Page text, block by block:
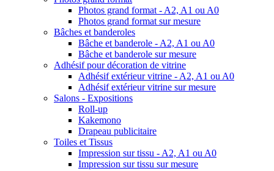
Photos grand format - A2, A1 ou A0
Photos grand format sur mesure
Bâches et banderoles
Bâche et banderole - A2, A1 ou A0
Bâche et banderole sur mesure
Adhésif pour décoration de vitrine
Adhésif extérieur vitrine - A2, A1 ou A0
Adhésif extérieur vitrine sur mesure
Salons - Expositions
Roll-up
Kakemono
Drapeau publicitaire
Toiles et Tissus
Impression sur tissu - A2, A1 ou A0
Impression sur tissu sur mesure